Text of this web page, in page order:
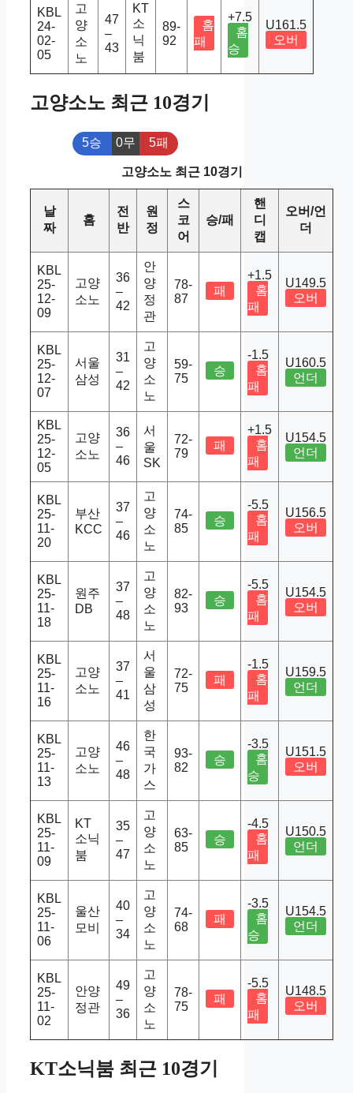
KBL
24-
02-
05
고
양
소
노
47
–
43
KT
소
닉
붐
89-
92
홈
패
+7.5
홈
승
U161.5
오버
고양소노 최근 10경기
5승 0무 5패
고양소노 최근 10경기
날
짜
홈
전
반
원
정
스
코
어
승/패
핸
디
캡
오버/언
더
KBL
25-
12-
09
고양
소노
36
–
42
안
양
정
관
78-
87
패
+1.5
홈
패
U149.5
오버
KBL
25-
12-
07
서울
삼성
31
–
42
고
양
소
노
59-
75
승
-1.5
홈
패
U160.5
언더
KBL
25-
12-
05
고양
소노
36
–
46
서
울
SK
72-
79
패
+1.5
홈
패
U154.5
언더
KBL
25-
11-
20
부산
KCC
37
–
46
고
양
소
노
74-
85
승
-5.5
홈
패
U156.5
오버
KBL
25-
11-
18
원주
DB
37
–
48
고
양
소
노
82-
93
승
-5.5
홈
패
U154.5
오버
KBL
25-
11-
16
고양
소노
37
–
41
서
울
삼
성
72-
75
패
-1.5
홈
패
U159.5
언더
KBL
25-
11-
13
고양
소노
46
–
48
한
국
가
스
93-
82
승
-3.5
홈
승
U151.5
오버
KBL
25-
11-
09
KT
소닉
붐
35
–
47
고
양
소
노
63-
85
승
-4.5
홈
패
U150.5
언더
KBL
25-
11-
06
울산
모비
40
–
34
고
양
소
노
74-
68
패
-3.5
홈
승
U154.5
언더
KBL
25-
11-
02
안양
정관
49
–
36
고
양
소
노
78-
75
패
-5.5
홈
패
U148.5
오버
KT소닉붐 최근 10경기